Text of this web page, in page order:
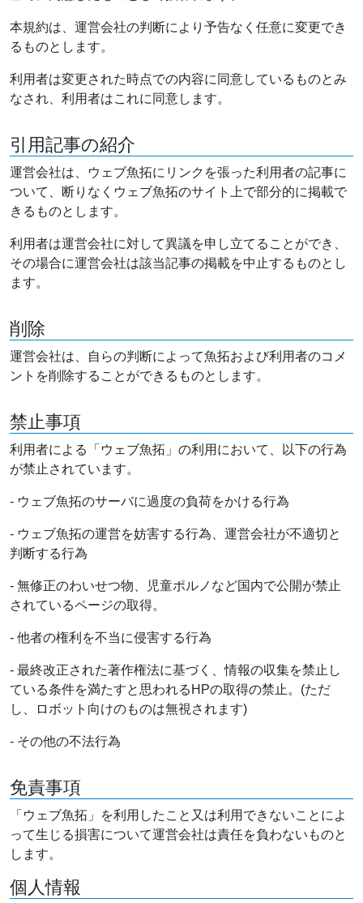
本規約は、運営会社の判断により予告なく任意に変更でき
るものとします。
利用者は変更された時点での内容に同意しているものとみ
なされ、利用者はこれに同意します。
引用記事の紹介
運営会社は、ウェブ魚拓にリンクを張った利用者の記事に
ついて、断りなくウェブ魚拓のサイト上で部分的に掲載で
きるものとします。
利用者は運営会社に対して異議を申し立てることができ、
その場合に運営会社は該当記事の掲載を中止するものとし
ます。
削除
運営会社は、自らの判断によって魚拓および利用者のコメ
ントを削除することができるものとします。
禁止事項
利用者による「ウェブ魚拓」の利用において、以下の行為
が禁止されています。
- ウェブ魚拓のサーバに過度の負荷をかける行為
- ウェブ魚拓の運営を妨害する行為、運営会社が不適切と
判断する行為
- 無修正のわいせつ物、児童ポルノなど国内で公開が禁止
されているページの取得。
- 他者の権利を不当に侵害する行為
- 最終改正された著作権法に基づく、情報の収集を禁止し
ている条件を満たすと思われるHPの取得の禁止。(ただ
し、ロボット向けのものは無視されます)
- その他の不法行為
免責事項
「ウェブ魚拓」を利用したこと又は利用できないことによ
って生じる損害について運営会社は責任を負わないものと
します。
個人情報